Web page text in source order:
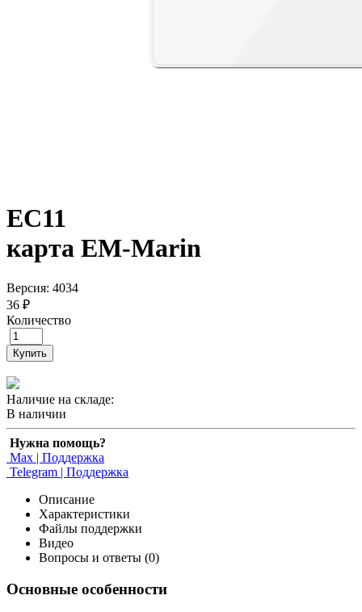
EC11
карта EM-Marin
Версия: 4034
36 ₽
Количество
Купить
Наличие на складе:
В наличии
Нужна помощь?
Max | Поддержка
Telegram | Поддержка
Описание
Характеристики
Файлы поддержки
Видео
Вопросы и ответы (0)
Основные особенности